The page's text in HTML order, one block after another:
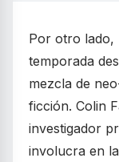
Por otro lado,
temporada
mezcla de
ficción. Colin
investigador
involucra en